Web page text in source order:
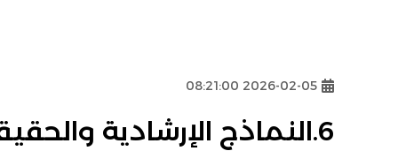
2026-02-05 08:21:00
6.النماذج الإرشادية والحقيقة المطلقة